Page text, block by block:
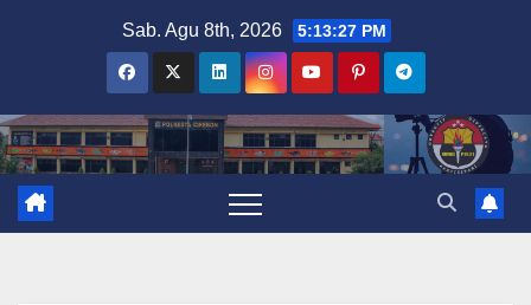
Sab. Agu 8th, 2026 5:13:28 PM